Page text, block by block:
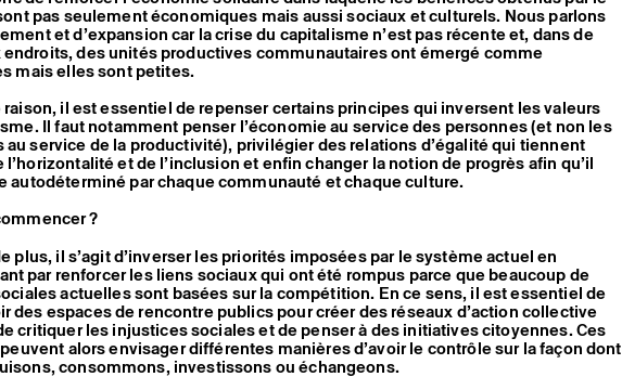
pas seulement économiques mais aussi sociaux et culturels. Nous parlons
et d’expansion car la crise du capitalisme n’est pas récente et, dans de
endroits, des unités productives communautaires ont émergé comme
mais elles sont petites.
raison, il est essentiel de repenser certains principes qui inversent les valeurs
Il faut notamment penser l’économie au service des personnes (et non les
au service de la productivité), privilégier des relations d’égalité qui tiennent
l’horizontalité et de l’inclusion et enfin changer la notion de progrès afin qu’il
autodéterminé par chaque communauté et chaque culture.
?
plus, il s’agit d’inverser les priorités imposées par le système actuel en
par renforcer les liens sociaux qui ont été rompus parce que beaucoup de
actuelles sont basées sur la compétition. En ce sens, il est essentiel de
des espaces de rencontre publics pour créer des réseaux d’action collective
critiquer les injustices sociales et de penser à des initiatives citoyennes. Ces
alors envisager différentes manières d’avoir le contrôle sur la façon dont
consommons, investissons ou échangeons.